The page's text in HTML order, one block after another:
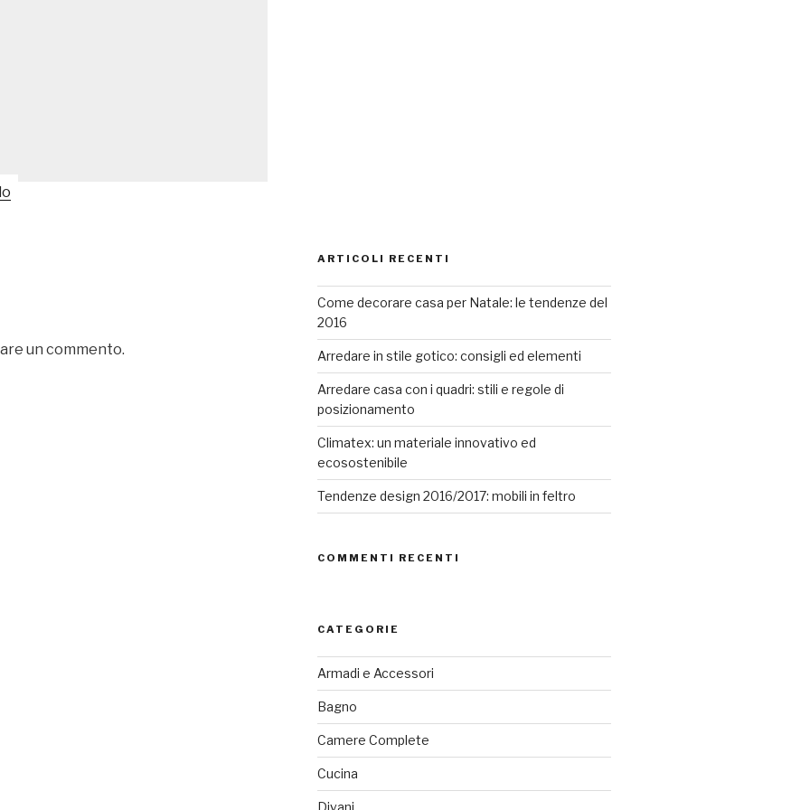
un commento.
ARTICOLI RECENTI
Come decorare casa per Natale: le tendenze del
2016
Arredare in stile gotico: consigli ed elementi
Arredare casa con i quadri: stili e regole di
posizionamento
Climatex: un materiale innovativo ed
ecosostenibile
Tendenze design 2016/2017: mobili in feltro
COMMENTI RECENTI
CATEGORIE
Armadi e Accessori
Bagno
Camere Complete
Cucina